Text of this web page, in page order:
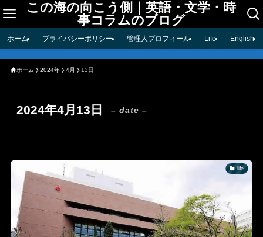
この海の向こう側｜英語・文学・時
事コラムのブログ
ホーム プライバシーポリシー 管理人プロフィール Life English
ホーム 2024年 4月 13日
2024年4月13日 – date –
life